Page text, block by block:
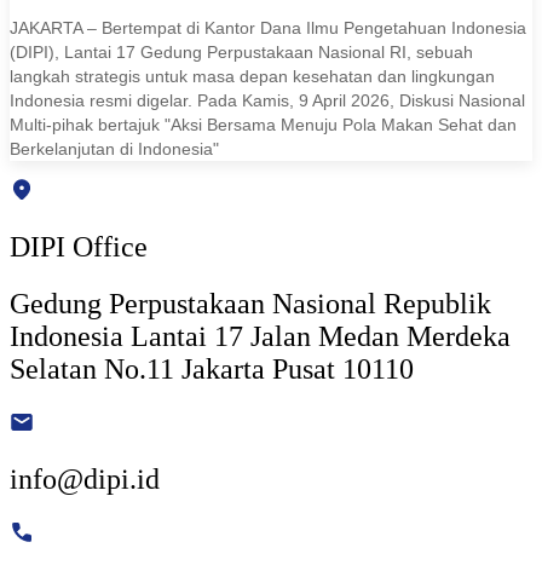
JAKARTA – Bertempat di Kantor Dana Ilmu Pengetahuan Indonesia
(DIPI), Lantai 17 Gedung Perpustakaan Nasional RI, sebuah
langkah strategis untuk masa depan kesehatan dan lingkungan
Indonesia resmi digelar. Pada Kamis, 9 April 2026, Diskusi Nasional
Multi-pihak bertajuk "Aksi Bersama Menuju Pola Makan Sehat dan
Berkelanjutan di Indonesia"
DIPI Office
Gedung Perpustakaan Nasional Republik
Indonesia Lantai 17 Jalan Medan Merdeka
Selatan No.11 Jakarta Pusat 10110
info@dipi.id